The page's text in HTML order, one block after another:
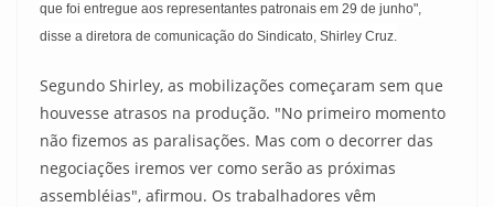
que foi entregue aos representantes patronais em 29 de junho",
disse a diretora de comunicação do Sindicato, Shirley Cruz.
Segundo Shirley, as mobilizações começaram sem que
houvesse atrasos na produção. "No primeiro momento
não fizemos as paralisações. Mas com o decorrer das
negociações iremos ver como serão as próximas
assembléias", afirmou. Os trabalhadores vêm